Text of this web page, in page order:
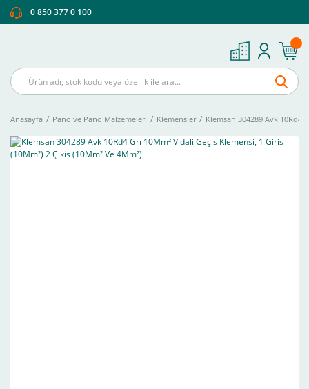
0 850 377 0 100
Anasayfa Pano ve Pano Malzemeleri Klemensler Klemsan 304289 Avk 10Rd4